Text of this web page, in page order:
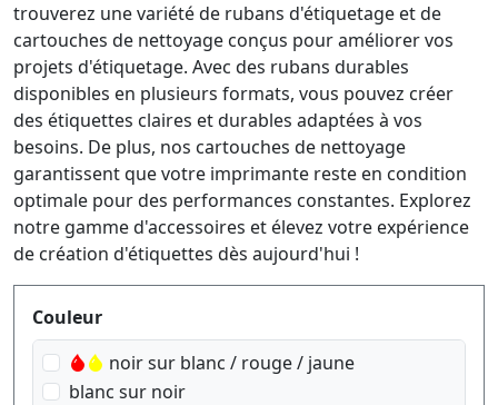
trouverez une variété de rubans d'étiquetage et de
cartouches de nettoyage conçus pour améliorer vos
projets d'étiquetage. Avec des rubans durables
disponibles en plusieurs formats, vous pouvez créer
des étiquettes claires et durables adaptées à vos
besoins. De plus, nos cartouches de nettoyage
garantissent que votre imprimante reste en condition
optimale pour des performances constantes. Explorez
notre gamme d'accessoires et élevez votre expérience
de création d'étiquettes dès aujourd'hui !
Produktfilter
Couleur
noir sur blanc / rouge / jaune
blanc sur noir